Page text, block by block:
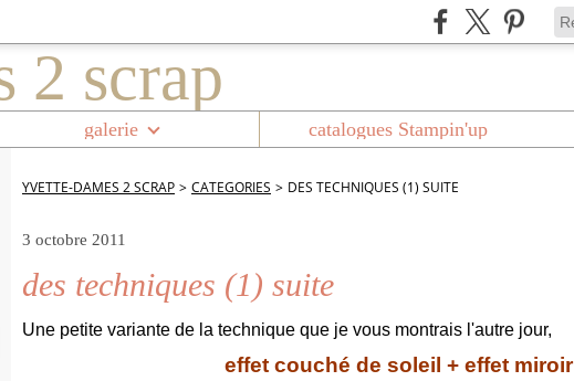
galerie catalogues Stampin'up
YVETTE-DAMES 2 SCRAP > CATEGORIES > DES TECHNIQUES (1) SUITE
3 octobre 2011
des techniques (1) suite
Une petite variante de la technique que je vous montrais l'autre jour,
effet couché de soleil + effet miroir